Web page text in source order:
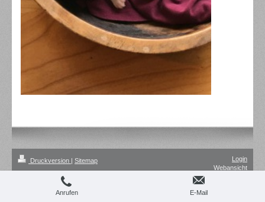
Druckversion Sitemap
Login
Webansicht
Anrufen E-Mail